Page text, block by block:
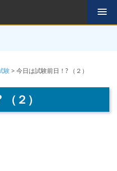
験> 今日は試験前日！? （２）
２）